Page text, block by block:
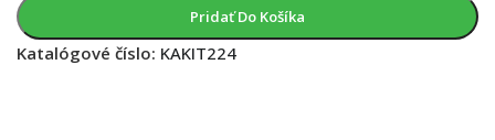
Pridať Do Košíka
Katalógové číslo: KAKIT224